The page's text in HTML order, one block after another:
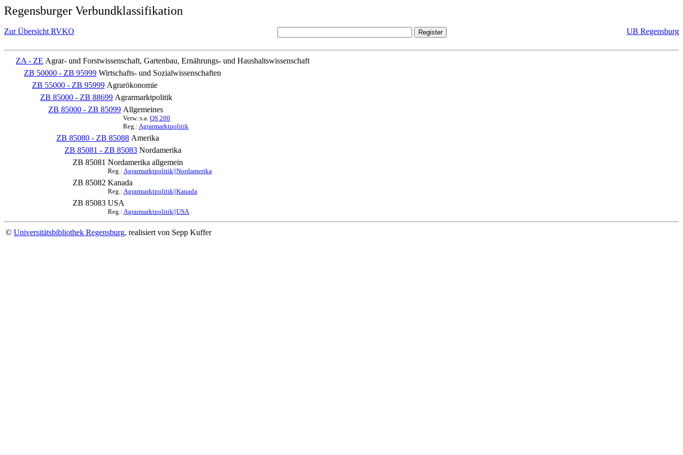
Regensburger Verbundklassifikation
Zur Übersicht RVKO UB Regensburg
ZA - ZE Agrar- und Forstwissenschaft, Gartenbau, Ernährungs- und Haushaltswissenschaft
ZB 50000 - ZB 95999 Wirtschafts- und Sozialwissenschaften
ZB 55000 - ZB 95999 Agrarökonomie
ZB 85000 - ZB 88699 Agrarmarktpolitik
ZB 85000 - ZB 85099 Allgemeines
Verw.:s.a. QS 200
Reg.: Agrarmarktpolitik
ZB 85080 - ZB 85088 Amerika
ZB 85081 - ZB 85083 Nordamerika
ZB 85081 Nordamerika allgemein
Reg.: Agrarmarktpolitik||Nordamerika
ZB 85082 Kanada
Reg.: Agrarmarktpolitik||Kanada
ZB 85083 USA
Reg.: Agrarmarktpolitik||USA
© Universitätsbibliothek Regensburg, realisiert von Sepp Kuffer